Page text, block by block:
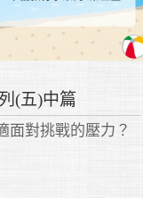
(五)中篇
面對挑戰的壓力？